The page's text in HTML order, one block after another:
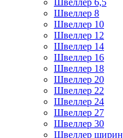
Швеллер 6,5
Швеллер 8
Швеллер 10
Швеллер 12
Швеллер 14
Швеллер 16
Швеллер 18
Швеллер 20
Швеллер 22
Швеллер 24
Швеллер 27
Швеллер 30
Швеллер